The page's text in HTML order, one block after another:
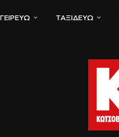
ΤΑΞΙΔΕΎΩ